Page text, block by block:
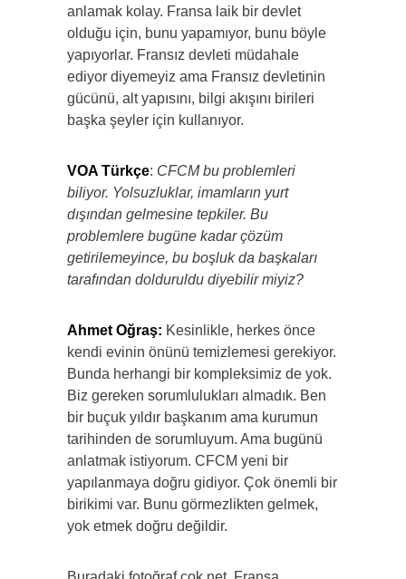
anlamak kolay. Fransa laik bir devlet
olduğu için, bunu yapamıyor, bunu böyle
yapıyorlar. Fransız devleti müdahale
ediyor diyemeyiz ama Fransız devletinin
gücünü, alt yapısını, bilgi akışını birileri
başka şeyler için kullanıyor.
VOA Türkçe: CFCM bu problemleri
biliyor. Yolsuzluklar, imamların yurt
dışından gelmesine tepkiler. Bu
problemlere bugüne kadar çözüm
getirilemeyince, bu boşluk da başkaları
tarafından dolduruldu diyebilir miyiz?
Ahmet Oğraş: Kesinlikle, herkes önce
kendi evinin önünü temizlemesi gerekiyor.
Bunda herhangi bir kompleksimiz de yok.
Biz gereken sorumlulukları almadık. Ben
bir buçuk yıldır başkanım ama kurumun
tarihinden de sorumluyum. Ama bugünü
anlatmak istiyorum. CFCM yeni bir
yapılanmaya doğru gidiyor. Çok önemli bir
birikimi var. Bunu görmezlikten gelmek,
yok etmek doğru değildir.